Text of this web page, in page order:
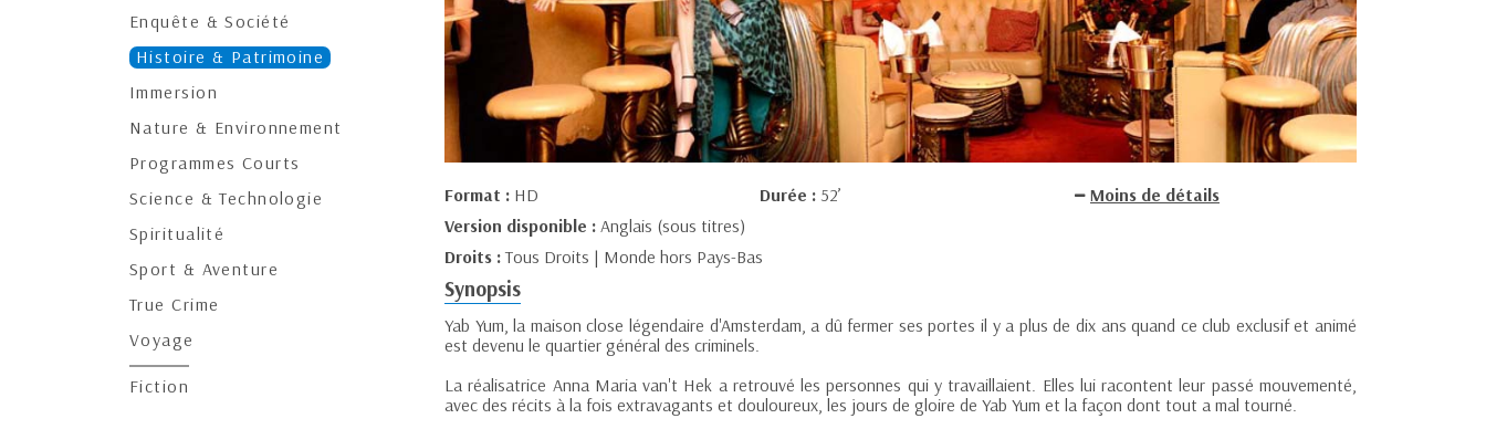
Enquête & Société
Histoire & Patrimoine
Immersion
Nature & Environnement
Programmes Courts
Science & Technologie
Spiritualité
Sport & Aventure
True Crime
Voyage
Fiction
Format : HD Durée : 52’
Moins de détails
Version disponible : Anglais (sous titres)
Droits :Tous Droits | Monde hors Pays-Bas
Synopsis
Yab Yum, la maison close légendaire d'Amsterdam, a dû fermer ses portes il y a plus de dix ans quand ce club exclusif et animé
est devenu le quartier général des criminels.
La réalisatrice Anna Maria van't Hek a retrouvé les personnes qui y travaillaient. Elles lui racontent leur passé mouvementé,
avec des récits à la fois extravagants et douloureux, les jours de gloire de Yab Yum et la façon dont tout a mal tourné.